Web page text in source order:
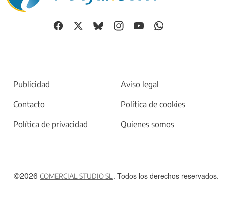
Publicidad
Aviso legal
Contacto
Política de cookies
Política de privacidad
Quienes somos
©2026 COMERCIAL STUDIO SL . Todos los derechos reservados.